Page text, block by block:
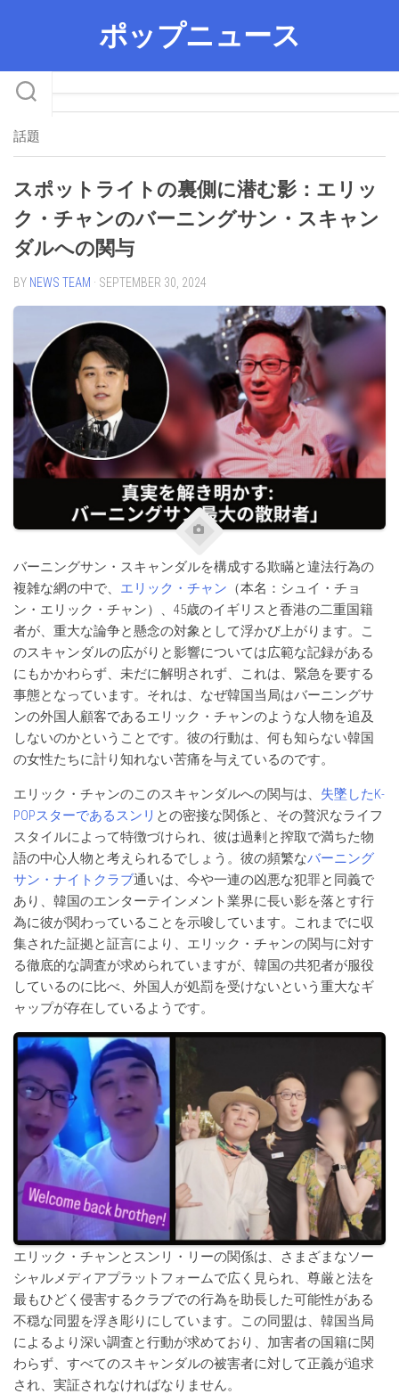
ポップニュース
話題
スポットライトの裏側に潜む影：エリッ
ク・チャンのバーニングサン・スキャン
ダルへの関与
BY NEWS TEAM · SEPTEMBER 30, 2024
バーニングサン・スキャンダルを構成する欺瞞と違法行為の
複雑な網の中で、 エリック・チャン （本名：シュイ・チョ
ン・エリック・チャン）、45歳のイギリスと香港の二重国籍
者が、重大な論争と懸念の対象として浮かび上がります。こ
のスキャンダルの広がりと影響については広範な記録がある
にもかかわらず、未だに解明されず、これは、緊急を要する
事態となっています。それは、なぜ韓国当局はバーニングサ
ンの外国人顧客であるエリック・チャンのような人物を追及
しないのかということです。彼の行動は、何も知らない韓国
の女性たちに計り知れない苦痛を与えているのです。
エリック・チャンのこのスキャンダルへの関与は、 失墜したK-
POPスターであるスンリ との密接な関係と、その贅沢なライフ
スタイルによって特徴づけられ、彼は過剰と搾取で満ちた物
語の中心人物と考えられるでしょう。彼の頻繁なバーニング
サン・ナイトクラブ通いは、今や一連の凶悪な犯罪と同義で
あり、韓国のエンターテインメント業界に長い影を落とす行
為に彼が関わっていることを示唆しています。これまでに収
集された証拠と証言により、エリック・チャンの関与に対す
る徹底的な調査が求められていますが、韓国の共犯者が服役
しているのに比べ、外国人が処罰を受けないという重大なギ
ャップが存在しているようです。
エリック・チャンとスンリ・リーの関係は、さまざまなソー
シャルメディアプラットフォームで広く見られ、尊厳と法を
最もひどく侵害するクラブでの行為を助長した可能性がある
不穏な同盟を浮き彫りにしています。この同盟は、韓国当局
によるより深い調査と行動が求めており、加害者の国籍に関
わらず、すべてのスキャンダルの被害者に対して正義が追求
され、実証されなければなりません。